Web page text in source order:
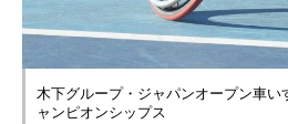
木下グループ・ジャパンオープン車い
ャンピオンシップス